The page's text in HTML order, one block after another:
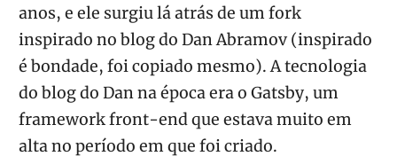
anos, e ele surgiu lá atrás de um fork
inspirado no blog do Dan Abramov (inspirado
é bondade, foi copiado mesmo). A tecnologia
do blog do Dan na época era o Gatsby, um
framework front-end que estava muito em
alta no período em que foi criado.